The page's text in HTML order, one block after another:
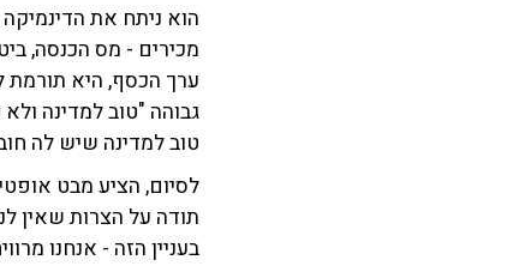
הוא ניתח את
מכירים - מס הכנסה,
ערך הכסף, היא תורמת
גבוהה "טוב למדינה
טוב למדינה שיש לה
לסיום, הציע מבט
תודה על הצרות שאין
בעניין הזה - אנחנו